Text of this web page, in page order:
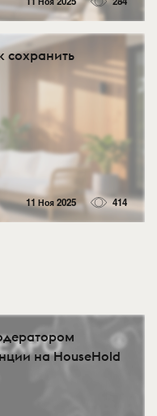
сохранить
11 Ноя 2025 414
на HouseHold